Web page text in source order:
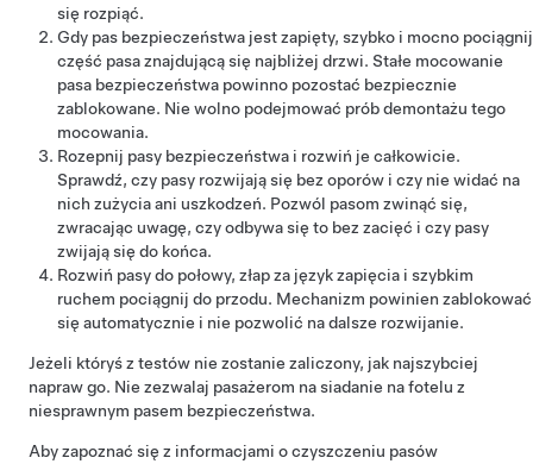
się rozpiąć.
Gdy pas bezpieczeństwa jest zapięty, szybko i mocno pociągnij
część pasa znajdującą się najbliżej drzwi. Stałe mocowanie
pasa bezpieczeństwa powinno pozostać bezpiecznie
zablokowane. Nie wolno podejmować prób demontażu tego
mocowania.
Rozepnij pasy bezpieczeństwa i rozwiń je całkowicie.
Sprawdź, czy pasy rozwijają się bez oporów i czy nie widać na
nich zużycia ani uszkodzeń. Pozwól pasom zwinąć się,
zwracając uwagę, czy odbywa się to bez zacięć i czy pasy
zwijają się do końca.
Rozwiń pasy do połowy, złap za język zapięcia i szybkim
ruchem pociągnij do przodu. Mechanizm powinien zablokować
się automatycznie i nie pozwolić na dalsze rozwijanie.
Jeżeli któryś z testów nie zostanie zaliczony, jak najszybciej
napraw go. Nie zezwalaj pasażerom na siadanie na fotelu z
niesprawnym pasem bezpieczeństwa.
Aby zapoznać się z informacjami o czyszczeniu pasów